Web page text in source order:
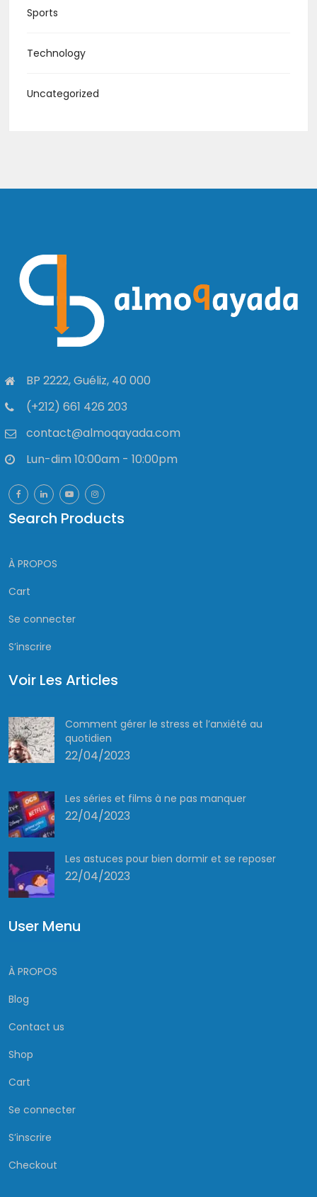
Sports
Technology
Uncategorized
BP 2222, Guéliz, 40 000
(+212) 661 426 203
contact@almoqayada.com
Lun-dim 10:00am - 10:00pm
Search Products
À PROPOS
Cart
Se connecter
S’inscrire
Voir Les Articles
Comment gérer le stress et l’anxiété au
quotidien
22/04/2023
Les séries et films à ne pas manquer
22/04/2023
Les astuces pour bien dormir et se reposer
22/04/2023
User Menu
À PROPOS
Blog
Contact us
Shop
Cart
Se connecter
S’inscrire
Checkout